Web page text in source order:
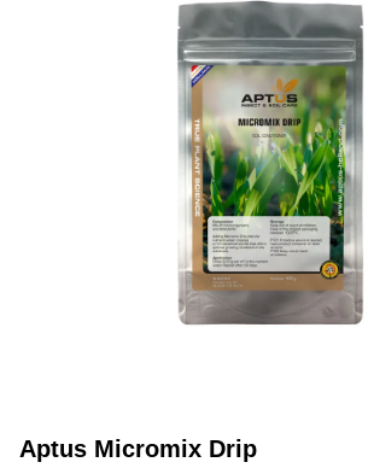
Aptus Micromix Drip